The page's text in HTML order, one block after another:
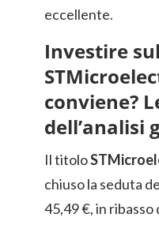
eccellente.
Investire
conviene?
dell’analisi
Il titolo
chiuso la seduta
45,49 €, in